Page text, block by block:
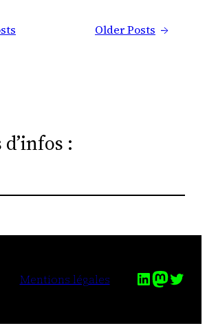
Older Posts →
:
Mentions légales LinkedIn